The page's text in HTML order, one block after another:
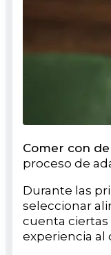
Comer con
proceso de
Durante las
seleccionar
cuenta ciertas
experiencia al